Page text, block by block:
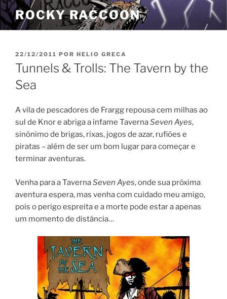
Pular
para
o
ROCKY RACCOON
PUBLICADO
EM
22/12/2011 POR HELIO GRECA
Tunnels & Trolls: The Tavern by the
Sea
A vila de pescadores de Frargg repousa cem milhas ao
sul de Knor e abriga a infame TavernaSeven Ayes,
sinônimo de brigas, rixas, jogos de azar, rufiões e
piratas – além de ser um bom lugar para começar e
terminar aventuras.
Venha para a TavernaSeven Ayes, onde sua próxima
aventura espera, mas venha com cuidado meu amigo,
pois o perigo espreita e a morte pode estar a apenas
um momento de distância…